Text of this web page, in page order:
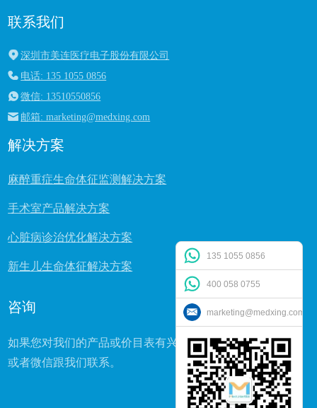
联系我们
深圳市美连医疗电子股份有限公司
电话: 135 1055 0856
微信: 13510550856
邮箱: marketing@medxing.com
解决方案
麻醉重症生命体征监测解决方案
手术室产品解决方案
心脏病诊治优化解决方案
新生儿生命体征解决方案
咨询
如果您对我们的产品或价目表有兴趣或者疑问，可直接电话
或者微信跟我们联系。
135 1055 0856
400 058 0755
marketing@medxing.com